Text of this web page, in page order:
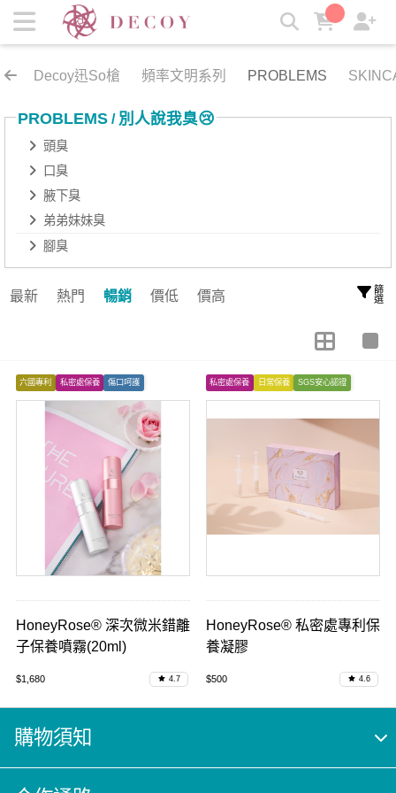
弟弟妹妹臭 | 岩寬生醫
Decoy迅So槍 頻率文明系列 PROBLEMS
PROBLEMS / 別人說我臭😢
頭臭
口臭
腋下臭
弟弟妹妹臭
腳臭
最新 熱門 暢銷 價低 價高 篩選
六國專利 私密處保養 傷口呵護
HoneyRose® 深次微米錯離
子保養噴霧(20ml)
$1,680 4.7
私密處保養 日常保養 SGS安心認證
HoneyRose® 私密處專利保
養凝膠
$500 4.6
購物須知